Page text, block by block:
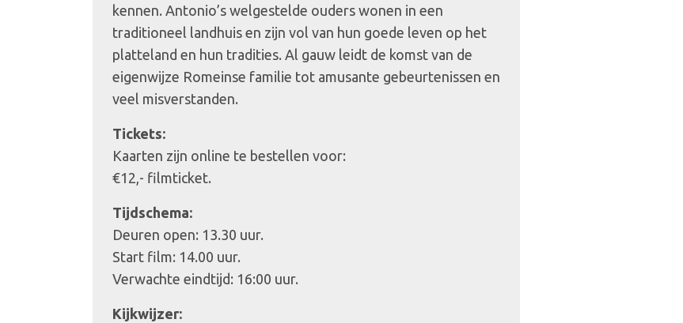
kennen. Antonio’s welgestelde ouders wonen in een
traditioneel landhuis en zijn vol van hun goede leven op het
platteland en hun tradities. Al gauw leidt de komst van de
eigenwijze Romeinse familie tot amusante gebeurtenissen en
veel misverstanden.
Tickets:
Kaarten zijn online te bestellen voor:
€12,- filmticket.
Tijdschema:
Deuren open: 13.30 uur.
Start film: 14.00 uur.
Verwachte eindtijd: 16:00 uur.
Kijkwijzer: